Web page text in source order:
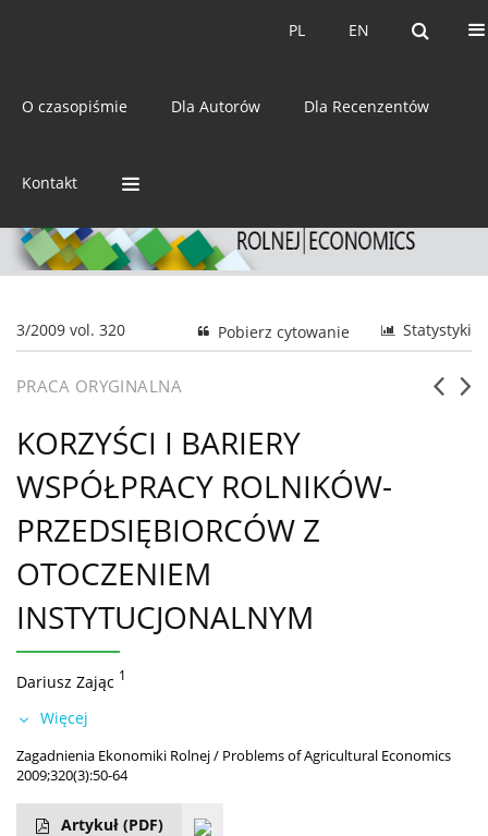
EN
PL EN
PL
O czasopiśmie Dla Autorów Dla Recenzentów
Kontakt
ISSN: 0044-1600
3/2009 vol. 320 Statystyki
Pobierz cytowanie
PRACA ORYGINALNA
KORZYŚCI I BARIERY
WSPÓŁPRACY ROLNIKÓW-
PRZEDSIĘBIORCÓW Z
OTOCZENIEM
INSTYTUCJONALNYM
Dariusz Zając 1
Więcej
Zagadnienia Ekonomiki Rolnej / Problems of Agricultural Economics
2009;320(3):50-64
Artykuł (PDF)